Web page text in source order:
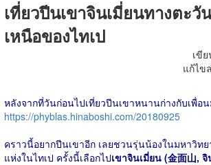
เที่ยวปีนเขาจินเมี่ยนทางตะวั
เหนือของไทเป
เขี
แก้ไข
หลังจากที่วันก่อนไปเที่ยวปีนเขาหนานก่างกับเพื่อ
https://phyblas.hinaboshi.com/20180925
คราวนี้อยากปีนเขาอีก เลยชวนรุ่นน้องในมหาวิทย
แห่งในไทเป ครั้งนี้เลือกไปเขาจินเมี่ยน (金面山,